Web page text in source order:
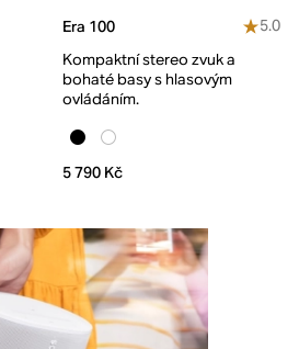
Era 100
5.0
Kompaktní stereo zvuk a
bohaté basy s hlasovým
ovládáním.
5 790 Kč